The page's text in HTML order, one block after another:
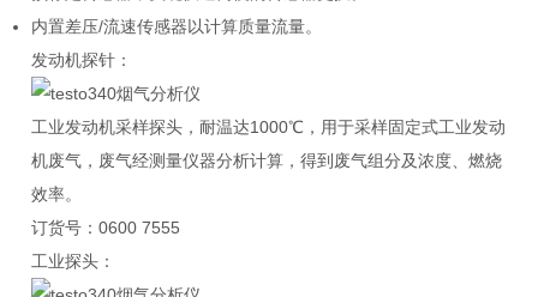
内置差压/流速传感器以计算质量流量。
发动机探针：
工业发动机采样探头，耐温达1000℃，用于采样固定式工业发动
机废气，废气经测量仪器分析计算，得到废气组分及浓度、燃烧
效率。
订货号：0600 7555
工业探头：